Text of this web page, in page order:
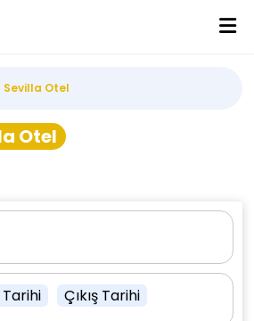
Sevilla Otel
Otel
Çıkış Tarihi